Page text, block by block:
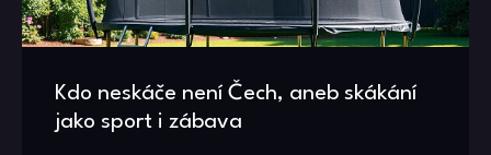
Kdo neskáče není Čech, aneb skákání
jako sport i zábava